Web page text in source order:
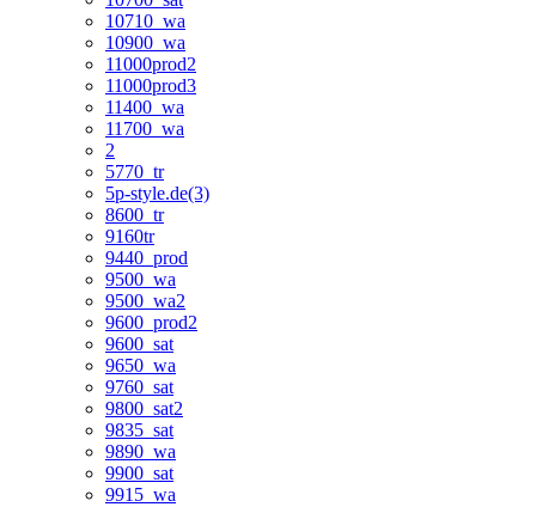
10710_wa
10900_wa
11000prod2
11000prod3
11400_wa
11700_wa
2
5770_tr
5p-style.de(3)
8600_tr
9160tr
9440_prod
9500_wa
9500_wa2
9600_prod2
9600_sat
9650_wa
9760_sat
9800_sat2
9835_sat
9890_wa
9900_sat
9915_wa